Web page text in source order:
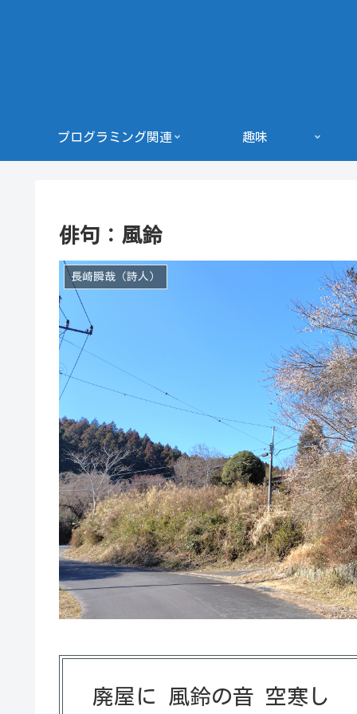
プログラミング関連 趣味
俳句：風鈴
長崎瞬哉（詩人）
廃屋に 風鈴の音 空寒し